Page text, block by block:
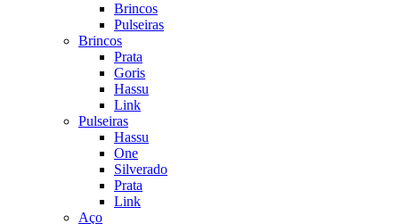
Brincos
Pulseiras
Brincos
Prata
Goris
Hassu
Link
Pulseiras
Hassu
One
Silverado
Prata
Link
Aço